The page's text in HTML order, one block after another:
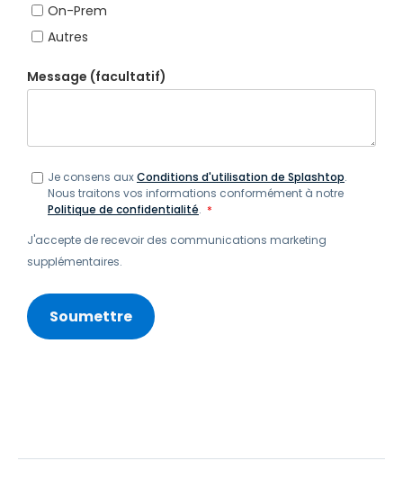
On-Prem
Autres
Message (facultatif)
Je consens auxConditions d'utilisation de Splashtop.
Nous traitons vos informations conformément à notre
Politique de confidentialité. *
J'accepte de recevoir des communications marketing
supplémentaires.